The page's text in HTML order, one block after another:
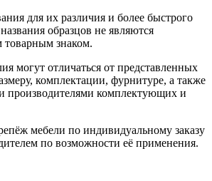
для их различия и более быстрого
образцов не являются
товарным знаком.
могут отличаться от представленных
комплектации, фурнитуре, а также
производителями комплектующих и
мебели по индивидуальному заказу
по возможности её применения.